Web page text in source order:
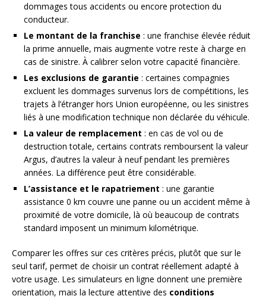
dommages tous accidents ou encore protection du
conducteur.
Le montant de la franchise : une franchise élevée réduit
la prime annuelle, mais augmente votre reste à charge en
cas de sinistre. À calibrer selon votre capacité financière.
Les exclusions de garantie : certaines compagnies
excluent les dommages survenus lors de compétitions, les
trajets à l’étranger hors Union européenne, ou les sinistres
liés à une modification technique non déclarée du véhicule.
La valeur de remplacement : en cas de vol ou de
destruction totale, certains contrats remboursent la valeur
Argus, d’autres la valeur à neuf pendant les premières
années. La différence peut être considérable.
L’assistance et le rapatriement : une garantie
assistance 0 km couvre une panne ou un accident même à
proximité de votre domicile, là où beaucoup de contrats
standard imposent un minimum kilométrique.
Comparer les offres sur ces critères précis, plutôt que sur le
seul tarif, permet de choisir un contrat réellement adapté à
votre usage. Les simulateurs en ligne donnent une première
orientation, mais la lecture attentive des conditions